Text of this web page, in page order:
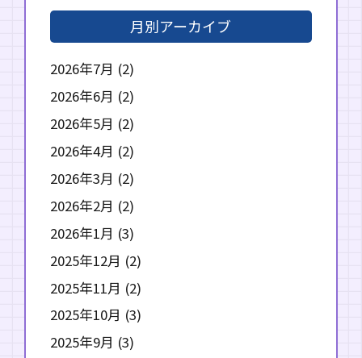
月別アーカイブ
2026年7月 (2)
2026年6月 (2)
2026年5月 (2)
2026年4月 (2)
2026年3月 (2)
2026年2月 (2)
2026年1月 (3)
2025年12月 (2)
2025年11月 (2)
2025年10月 (3)
2025年9月 (3)